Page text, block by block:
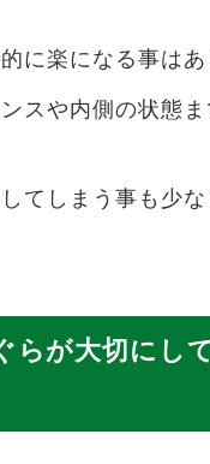
に楽になる事はあ
スや内側の状態
てしまう事も少
らが大切にし